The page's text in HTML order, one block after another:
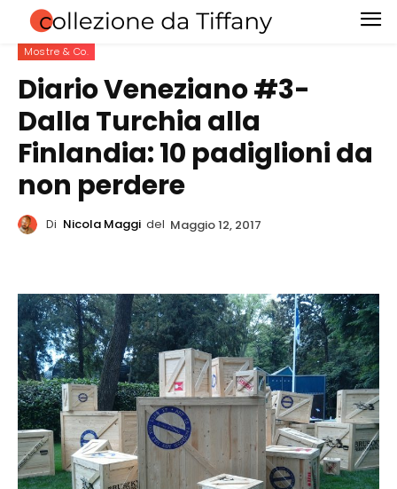
Mostre & Co.
Diario Veneziano #3-
Dalla Turchia alla
Finlandia: 10 padiglioni da
non perdere
Di Nicola Maggi del Maggio 12, 2017